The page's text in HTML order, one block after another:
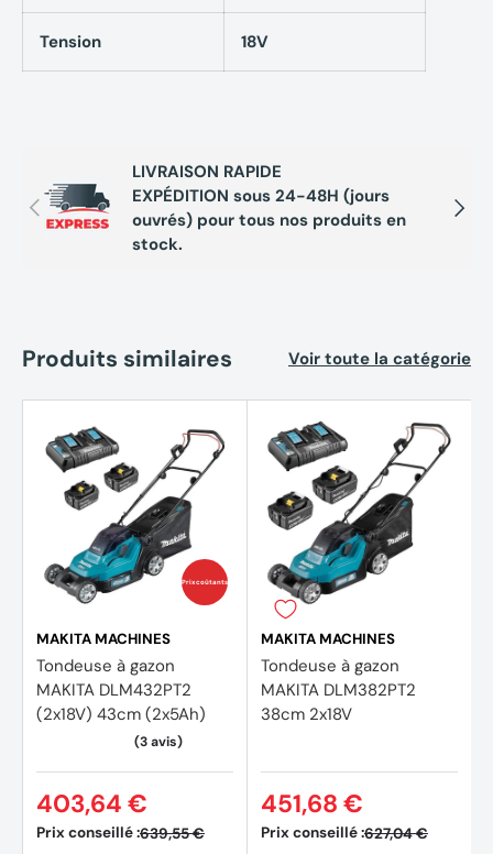
de tonte. Avec son réglage de hauteur centralisé et sa
poignée pliable, elle est facile à utiliser et à ranger.
Tondeuse 53 cm DEWALT
DCMWSP156N-XJ XR 2x18V
Brushless - autopropulsée
Tension : 2x18 V
Système de coupe : Rotatif
Autonomie : Jusqu’à 64 minutes*
Surface recommandée : Jusqu’à 1340 m²
Capacité du bac à herbe : 67 litres
Type de ramasseur d’herbe : Filet
Réglage en hauteur : Oui (6 niveaux, de 25 mm à 102
mm)
Poignée souple et réglable : Oui
Niveau sonore : 96 dB(A)
Tension 18V
Précédent
LIVRAISON RAPIDE
EXPÉDITION sous 24-48H (jours
ouvrés) pour tous nos produits en
stock.
Produits similaires Voir toute la catégorie
Prix coûtants
MAKITA MACHINES
Tondeuse à gazon
MAKITA DLM432PT2
(2x18V) 43cm (2x5Ah)
Prix conseillé :639,55 €
403,64 €
MAKITA MACHINES
Tondeuse à gazon
MAKITA DLM382PT2
38cm 2x18V
Prix conseillé :627,04 €
451,68 €